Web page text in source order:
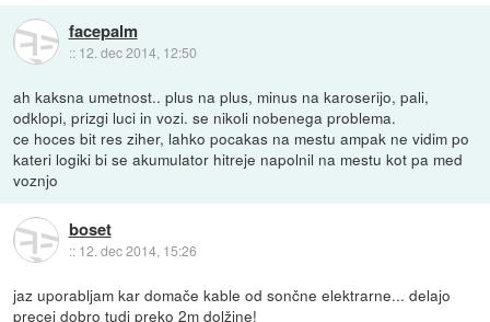
facepalm
:: 12. dec 2014, 12:50
ah kaksna umetnost.. plus na plus, minus na karoserijo, pali,
odklopi, prizgi luci in vozi. se nikoli nobenega problema.
ce hoces bit res ziher, lahko pocakas na mestu ampak ne vidim po
kateri logiki bi se akumulator hitreje napolnil na mestu kot pa med
voznjo
boset
:: 12. dec 2014, 15:26
jaz uporabljam kar domače kable od sončne elektrarne... delajo
precej dobro tudi preko 2m dolžine!